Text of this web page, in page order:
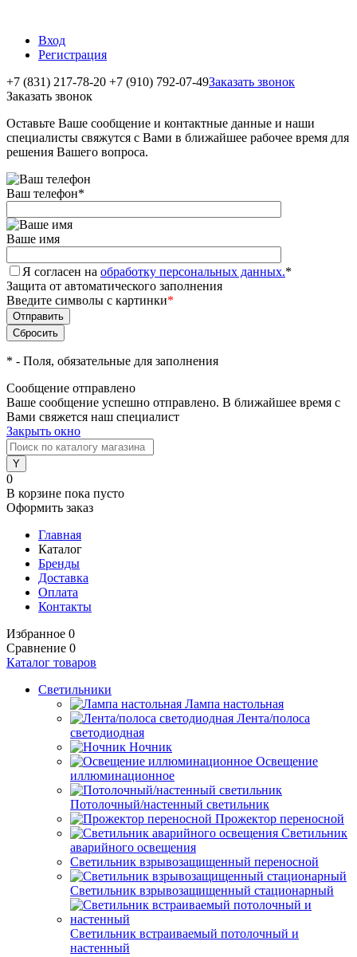
Вход
Регистрация
+7 (831) 217-78-20 +7 (910) 792-07-49Заказать звонок
Заказать звонок
Оставьте Ваше сообщение и контактные данные и наши
специалисты свяжутся с Вами в ближайшее рабочее время для
решения Вашего вопроса.
Ваш телефон*
Ваше имя
Я согласен на обработку персональных данных.*
Защита от автоматического заполнения
Введите символы с картинки*
* - Поля, обязательные для заполнения
Сообщение отправлено
Ваше сообщение успешно отправлено. В ближайшее время с
Вами свяжется наш специалист
Закрыть окно
0
В корзине пока пусто
Оформить заказ
Главная
Каталог
Бренды
Доставка
Оплата
Контакты
Избранное 0
Сравнение 0
Каталог товаров
Светильники
Лампа настольная
Лента/полоса
светодиодная
Ночник
Освещение
иллюминационное
Потолочный/настенный светильник
Прожектор переносной
Светильник
аварийного освещения
Светильник взрывозащищенный переносной
Светильник взрывозащищенный стационарный
Светильник встраиваемый потолочный и
настенный